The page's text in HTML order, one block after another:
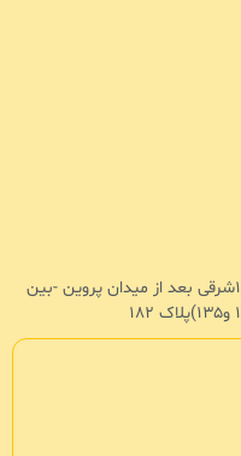
آدرس :تهران -تهرانپارس-خیابان ۱۹۶شرقی بعد از میدان پروین -بین